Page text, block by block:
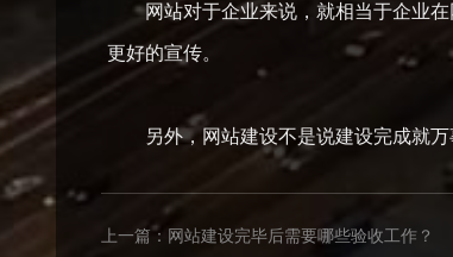
网站对于企业来说，就相当于企业在
更好的宣传。
另外，网站建设不是说建设完成就万
上一篇： 网站建设完毕后需要哪些验收工作？